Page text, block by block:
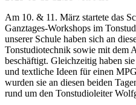
Am 10. & 11. März startete das
Ganztages-Workshops im
unserer Schule haben sich an
Tonstudiotechnik sowie mit dem
beschäftigt. Gleichzeitig haben
und textliche Ideen für einen
wurden sie an diesen beiden
rund um den Tonstudioleiter